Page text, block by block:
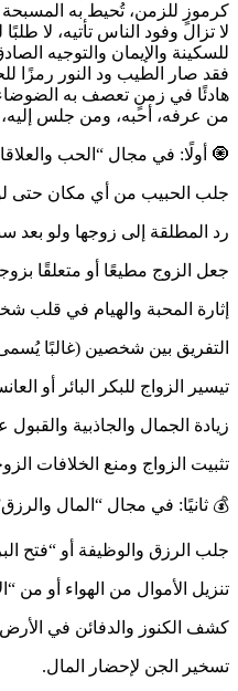
كرموزٍ للزمن، تُحيط به المسبحة
لا تزال وفود الناس تأتيه، لا
للسكينة والإيمان والتوجيه
فقد صار الطيب ود النور رمزًا
هادئًا في زمنٍ تعصف به
من عرفه، أحبه، ومن جلس
🧿 أولًا: في مجال “الحب
جلب الحبيب من أي مكان حتى
رد المطلقة إلى زوجها ولو بعد
جعل الزوج مطيعًا أو متعلقًا
إثارة المحبة والهيام في قلب
التفريق بين شخصين (غالبًا
تيسير الزواج للبكر البائر أو
زيادة الجمال والجاذبية والقبول
تثبيت الزواج ومنع الخلافات
💰 ثانيًا: في مجال “المال
جلب الرزق والوظيفة أو “فتح
تنزيل الأموال من الهواء أو من
كشف الكنوز والدفائن في الأرض
تسخير الجن لإحضار المال.